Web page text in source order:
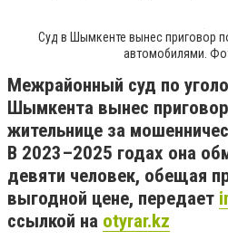
Суд в Шымкенте вынес приговор
автомобилями.
Межрайонный суд по
Шымкента вынес
жительнице за
В 2023–2025 годах она
девяти человек, обещая
выгодной цене, передает
ссылкой на otyrar.kz